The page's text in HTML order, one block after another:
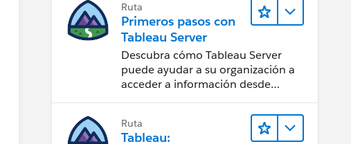
Ruta
Primeros pasos con
Tableau Server
Descubra cómo Tableau Server
puede ayudar a su organización a
acceder a información desde
Ruta
Tableau: